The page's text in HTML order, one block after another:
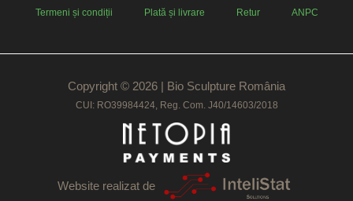
Termeni și condiții
Plată și livrare Retur ANPC
Copyright © 2026 | Bio Sculpture România
CUI: RO39984424, Reg. Com. J40/14603/2018
Website realizat de